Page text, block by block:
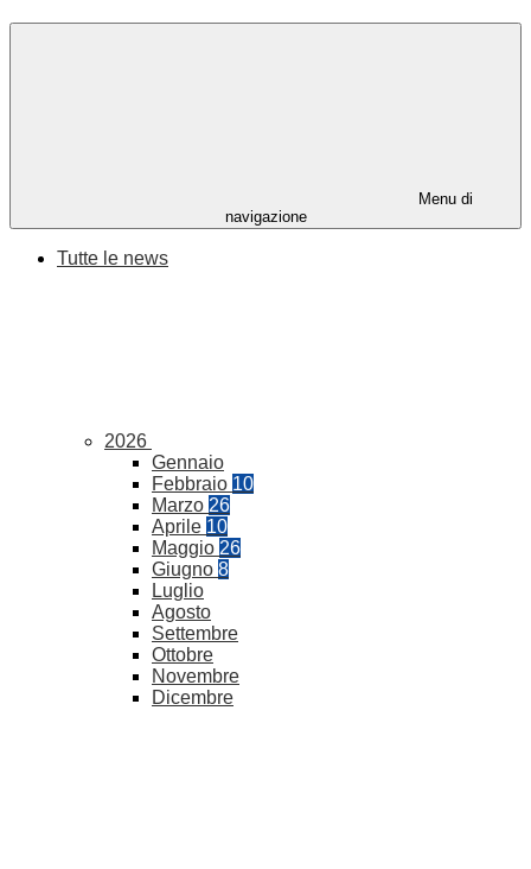
Menu di
navigazione
Tutte le news
2026
Gennaio
Febbraio 10
Marzo 26
Aprile 10
Maggio 26
Giugno 8
Luglio
Agosto
Settembre
Ottobre
Novembre
Dicembre